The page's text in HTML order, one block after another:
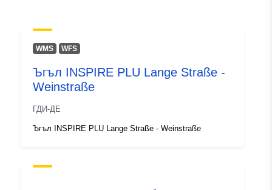
WMS WFS
Ъгъл INSPIRE PLU Lange Straße -
Weinstraße
ГДИ-ДЕ
Ъгъл INSPIRE PLU Lange Straße - Weinstraße